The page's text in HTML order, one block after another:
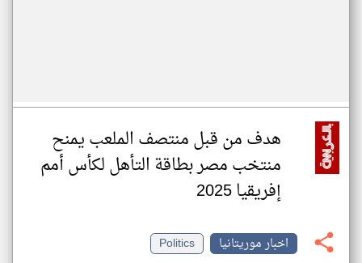
هدف من قبل منتصف الملعب يمنح
منتخب مصر بطاقة التأهل لكأس أمم
إفريقيا 2025
اخبار موريتانيا
Politics